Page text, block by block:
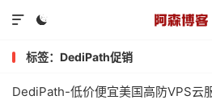


标签：DediPath促销
DediPath-低价便宜美国高防VPS云